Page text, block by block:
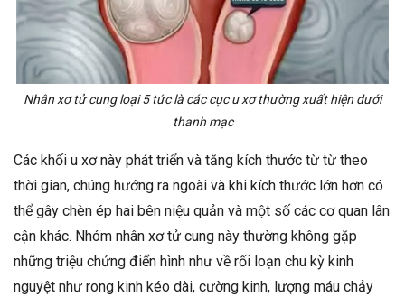
Nhân xơ tử cung loại 5 tức là các cục u xơ thường xuất hiện dưới
thanh mạc
Các khối u xơ này phát triển và tăng kích thước từ từ theo
thời gian, chúng hướng ra ngoài và khi kích thước lớn hơn có
thể gây chèn ép hai bên niệu quản và một số các cơ quan lân
cận khác. Nhóm nhân xơ tử cung này thường không gặp
những triệu chứng điển hình như về rối loạn chu kỳ kinh
nguyệt như rong kinh kéo dài, cường kinh, lượng máu chảy